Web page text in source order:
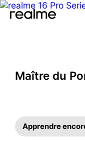
realme
Maître du
Apprendre